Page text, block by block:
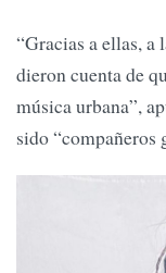
“Gracias a ellas,
dieron cuenta de
música urbana”,
sido “compañeros